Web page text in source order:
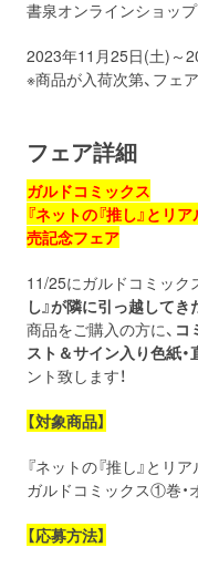
書泉オンラインショップ
2023年11月25日(土)～
※商品が入荷次第、フェ
フェア詳細
ガルドコミックス
『ネットの『推し』とリ
売記念フェア
11/25にガルドコミック
し』が隣に引っ越してき
商品をご購入の方に、 コ
スト＆サイン入り色紙
ント致します！
【対象商品】
『ネットの『推し』とリ
ガルドコミックス①巻
【応募方法】